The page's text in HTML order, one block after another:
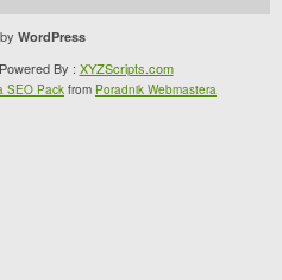
WordPress
By : XYZScripts.com
SEO Pack from Poradnik Webmastera